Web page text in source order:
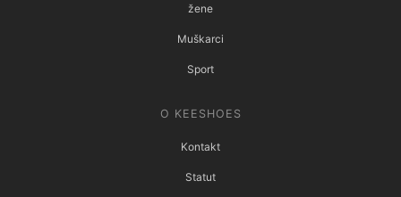
žene
Muškarci
Sport
O KEESHOES
Kontakt
Statut